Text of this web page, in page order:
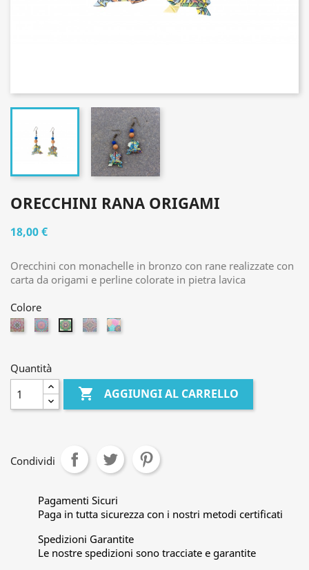
ORECCHINI RANA ORIGAMI
18,00 €
Orecchini con monachelle in bronzo con rane realizzate con
carta da origami e perline colorate in pietra lavica
Colore
Mandala1Mandala4Mandala6
Mandala7Mandala9
Quantità
 AGGIUNGI AL CARRELLO
Condividi
Pagamenti Sicuri
Paga in tutta sicurezza con i nostri metodi certificati
Spedizioni Garantite
Le nostre spedizioni sono tracciate e garantite